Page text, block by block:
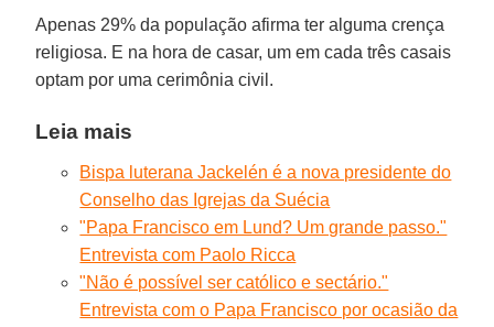
Apenas 29% da população afirma ter alguma crença
religiosa. E na hora de casar, um em cada três casais
optam por uma cerimônia civil.
Leia mais
Bispa luterana Jackelén é a nova presidente do
Conselho das Igrejas da Suécia
"Papa Francisco em Lund? Um grande passo."
Entrevista com Paolo Ricca
"Não é possível ser católico e sectário."
Entrevista com o Papa Francisco por ocasião da